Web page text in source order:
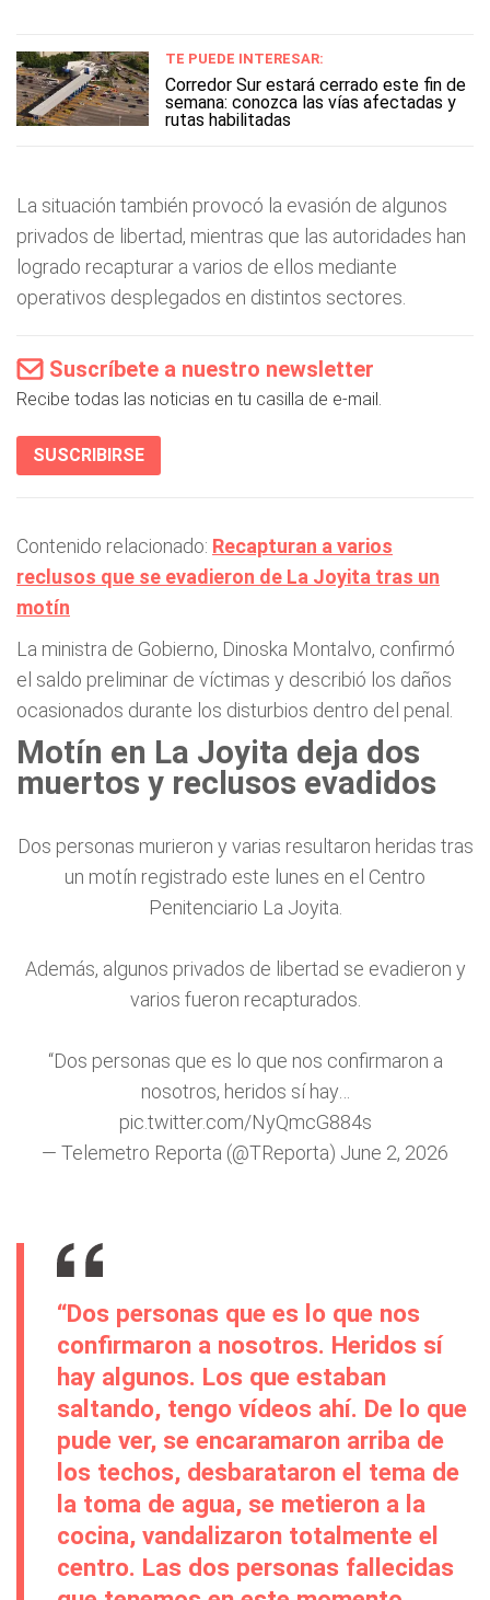
TE PUEDE INTERESAR:
Corredor Sur estará cerrado este fin de
semana: conozca las vías afectadas y
rutas habilitadas
La situación también provocó la evasión de algunos
privados de libertad, mientras que las autoridades han
logrado recapturar a varios de ellos mediante
operativos desplegados en distintos sectores.
Suscríbete a nuestro newsletter
Recibe todas las noticias en tu casilla de e-mail.
SUSCRIBIRSE
Contenido relacionado: Recapturan a varios
reclusos que se evadieron de La Joyita tras un
motín
La ministra de Gobierno, Dinoska Montalvo, confirmó
el saldo preliminar de víctimas y describió los daños
ocasionados durante los disturbios dentro del penal.
Motín en La Joyita deja dos
muertos y reclusos evadidos
Dos personas murieron y varias resultaron heridas tras
un motín registrado este lunes en el Centro
Penitenciario La Joyita.
Además, algunos privados de libertad se evadieron y
varios fueron recapturados.
“Dos personas que es lo que nos confirmaron a
nosotros, heridos sí hay…
pic.twitter.com/NyQmcG884s
— Telemetro Reporta (@TReporta) June 2, 2026
“Dos personas que es lo que nos
confirmaron a nosotros. Heridos sí
hay algunos. Los que estaban
saltando, tengo vídeos ahí. De lo que
pude ver, se encaramaron arriba de
los techos, desbarataron el tema de
la toma de agua, se metieron a la
cocina, vandalizaron totalmente el
centro. Las dos personas fallecidas